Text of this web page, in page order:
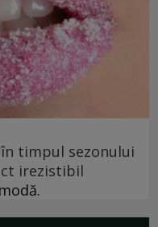
timpul sezonului
irezistibil